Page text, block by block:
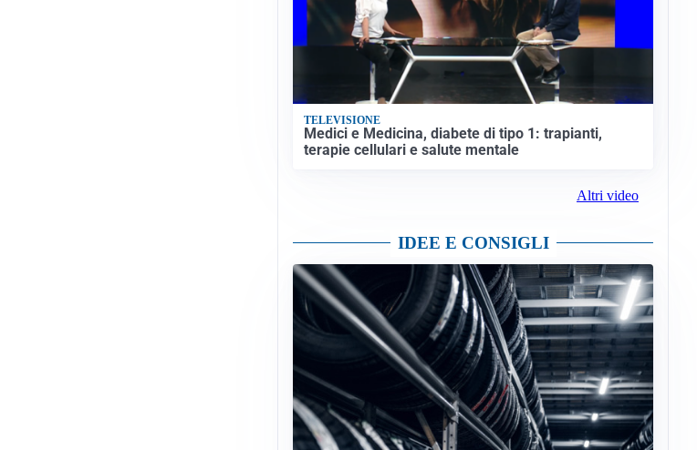
TELEVISIONE
Medici e Medicina, diabete di tipo 1: trapianti,
terapie cellulari e salute mentale
Altri video
IDEE E CONSIGLI